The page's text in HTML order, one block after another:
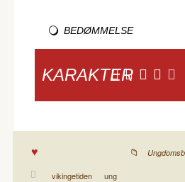
BEDØMMELSE
KARAKTER
vikingetiden
ung